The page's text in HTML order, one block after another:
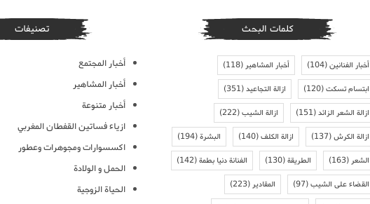
كلمات البحث
أخبار الفنانين(104) أخبار المشاهير(118)
ابتسام تسكت(120) ازالة التجاعيد(351)
ازالة الشعر الزائد(151) ازالة الشيب(222)
ازالة الكرش(137) ازالة الكلف(140) البشرة(194)
الشعر(163) الطريقة(130) الفنانة دنيا بطمة(142)
القضاء على الشيب(97) المقادير(223)
تصنيفات
أخبار المجتمع
أخبار المشاهير
أخبار متنوعة
ازياء فساتين القفطان المغربي
اكسسوارات ومجوهرات وعطور
الحمل و الولادة
الحياة الزوجية